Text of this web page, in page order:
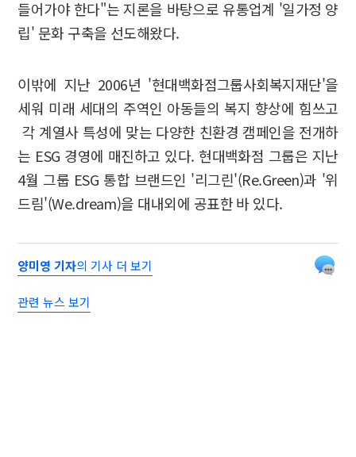
들어가야 한다"는 지론을 바탕으로 유통업계 '일가정 양
립' 문화 구축을 선도해왔다.
이밖에 지난 2006년 '현대백화점그룹사회복지재단'을
세워 미래 세대의 주역인 아동들의 복지 향상에 힘쓰고
각 계열사 특성에 맞는 다양한 친환경 캠페인을 전개하
는 ESG 경영에 매진하고 있다. 현대백화점 그룹은 지난
4월 그룹 ESG 통합 브랜드인 '리그린'(Re.Green)과 '위
드림'(We.dream)을 대내외에 공표한 바 있다.
양미영 기자의 기사 더 보기
관련 뉴스 보기